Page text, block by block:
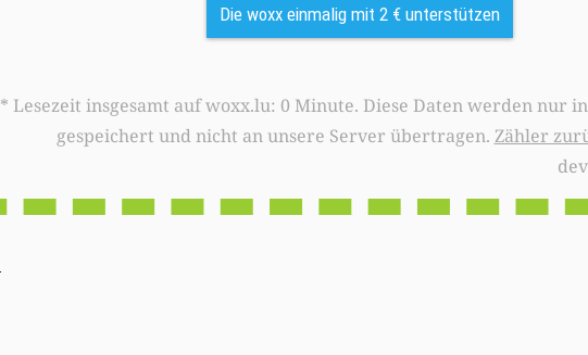
Die woxx einmalig mit 2 € unterstützen
* Lesezeit insgesamt auf woxx.lu: 0 Minute. Diese Daten werden nur in Ihrem Browser
gespeichert und nicht an unsere Server übertragen. Zähler